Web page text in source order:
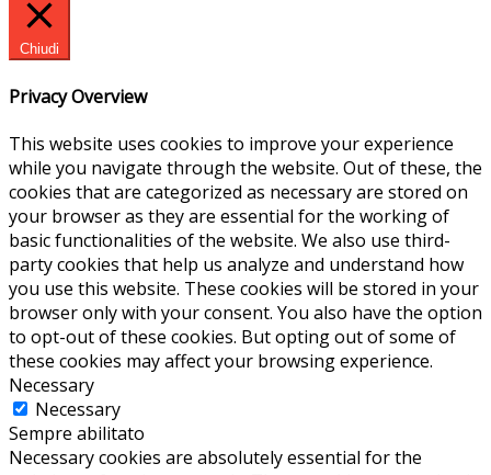
Chiudi
Privacy Overview
This website uses cookies to improve your experience
while you navigate through the website. Out of these, the
cookies that are categorized as necessary are stored on
your browser as they are essential for the working of
basic functionalities of the website. We also use third-
party cookies that help us analyze and understand how
you use this website. These cookies will be stored in your
browser only with your consent. You also have the option
to opt-out of these cookies. But opting out of some of
these cookies may affect your browsing experience.
Necessary
Necessary
Sempre abilitato
Necessary cookies are absolutely essential for the